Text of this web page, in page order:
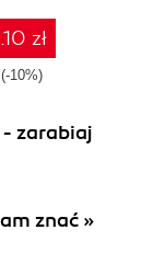
zł
(-10%)
zarabiaj
znać »